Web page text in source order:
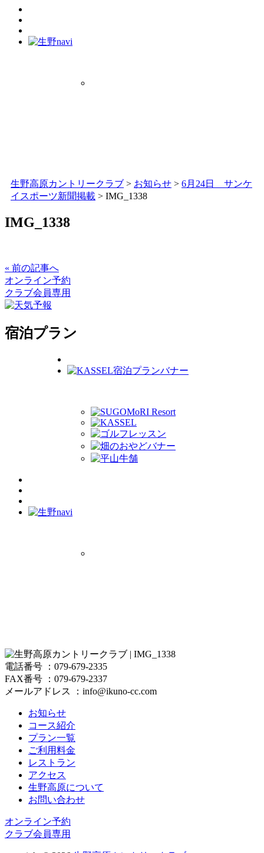
生野高原カントリークラブ > お知らせ > 6月24日 サンケ
イスポーツ新聞掲載 > IMG_1338
IMG_1338
« 前の記事へ
オンライン予約
クラブ会員専用
宿泊プラン
電話番号 ：079-679-2335
FAX番号 ：079-679-2337
メールアドレス ：info@ikuno-cc.com
お知らせ
コース紹介
プラン一覧
ご利用料金
レストラン
アクセス
生野高原について
お問い合わせ
オンライン予約
クラブ会員専用